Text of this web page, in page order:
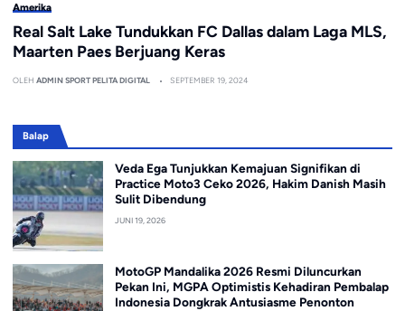
Amerika
Real Salt Lake Tundukkan FC Dallas dalam Laga MLS,
Maarten Paes Berjuang Keras
OLEH ADMIN SPORT PELITA DIGITAL SEPTEMBER 19, 2024
Balap
Veda Ega Tunjukkan Kemajuan Signifikan di
Practice Moto3 Ceko 2026, Hakim Danish Masih
Sulit Dibendung
JUNI 19, 2026
MotoGP Mandalika 2026 Resmi Diluncurkan
Pekan Ini, MGPA Optimistis Kehadiran Pembalap
Indonesia Dongkrak Antusiasme Penonton